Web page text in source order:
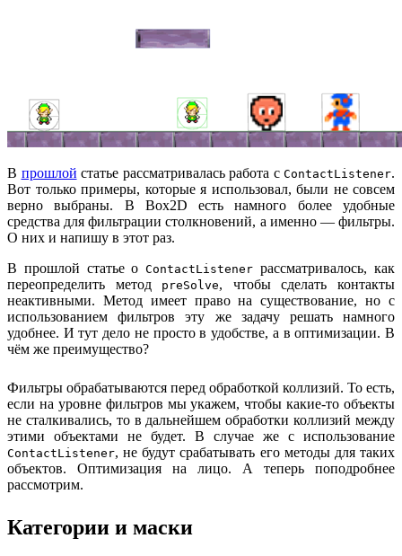
В прошлой статье рассматривалась работа с ContactListener.
Вот только примеры, которые я использовал, были не совсем
верно выбраны. В Box2D есть намного более удобные
средства для фильтрации столкновений, а именно — фильтры.
О них и напишу в этот раз.
В прошлой статье оContactListener рассматривалось, как
переопределить метод
preSolve, чтобы сделать контакты
неактивными. Метод имеет право на существование, но с
использованием фильтров эту же задачу решать намного
удобнее. И тут дело не просто в удобстве, а в оптимизации. В
чём же преимущество?
Фильтры обрабатываются перед обработкой коллизий. То есть,
если на уровне фильтров мы укажем, чтобы какие-то объекты
не сталкивались, то в дальнейшем обработки коллизий между
этими объектами не будет. В случае же с использование
ContactListener, не будут срабатывать его методы для таких
объектов. Оптимизация на лицо. А теперь поподробнее
рассмотрим.
Категории и маски